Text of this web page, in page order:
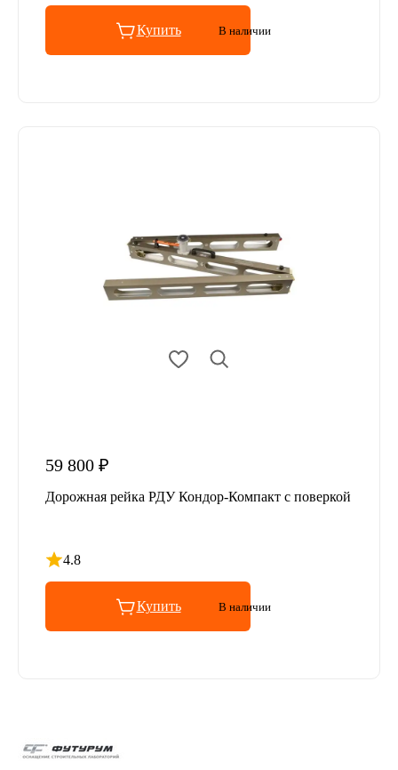
Купить В наличии
59 800 ₽
Дорожная рейка РДУ Кондор-Компакт с поверкой
4.8
Рейтинг 4.8 из 5
Купить В наличии